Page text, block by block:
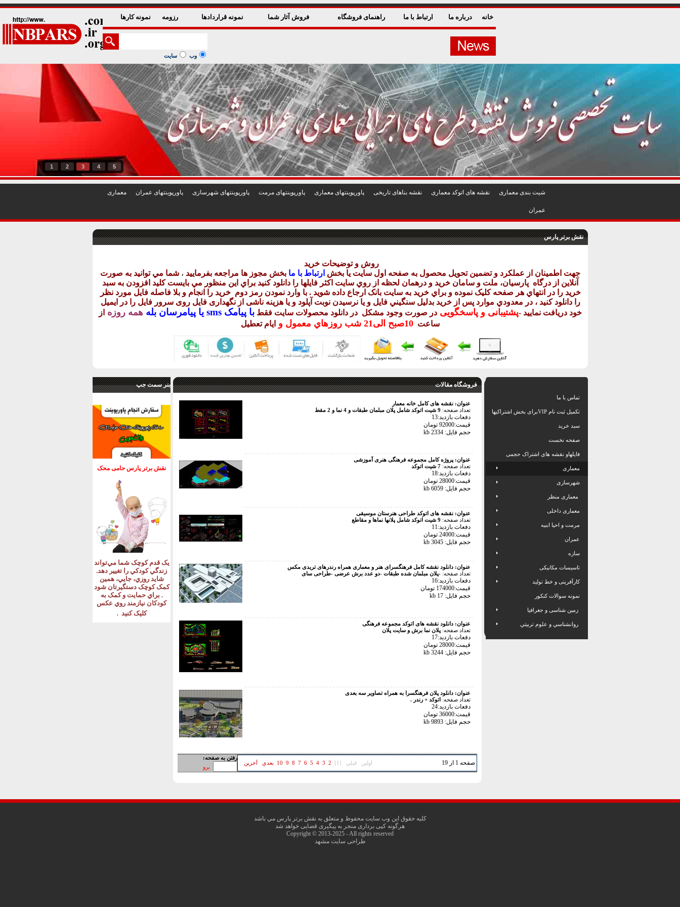
خانه درباره ما ارتباط با ما راهنمای فروشگاه فروش آثار شما نمونه قراردادها رزومه نمونه کارها
وب سایت
1 2 3 4 5
شيت بندی معماری نقشه های اتوکد معماری نقشه بناهای تاريخی پاورپوينتهای معماری پاورپوينتهای مرمت پاورپوينتهای شهرسازی پاورپوينتهای عمران معماری
عمران
نقش برتر پارس
روش و توضيحات خريد
جهت اطمينان از عملکرد و تضمين تحويل محصول به صفحه اول سايت يا بخش ارتباط با ما بخش مجوز ها مراجعه بفرماييد ، شما مي توانيد به صورت
آنلاين از درگاه پارسيان، ملت و سامان خريد و درهمان لحظه از روي سايت اکثر فايلها را دانلود کنيد براي اين منظور مي بايست کليد افزودن به سبد
خريد را در انتهاي هر صفحه کليک نموده و براي خريد به سايت بانک ارجاع داده شويد . با وارد نمودن رمز دوم خريد را انجام و بلا فاصله فايل مورد نظر
را دانلود کنيد ، در معدودي موارد پس از خريد بدليل سنگيني فايل و يا نرسيدن نوبت آپلود و يا هزينه ناشی از نگهداری فايل روی سرور فايل را در ايميل
خود دريافت نماييد -پشتيبانی و پاسخگويی در صورت وجود مشکل در دانلود محصولات سايت فقط با پيامک sms يا پيامرسان بله همه روزه از
ساعت 10صبح الی21 شب روزهاي معمول و ايام تعطيل
بنر سمت جپ
نقش برتر پارس حامی محک
يک قدم کوچک شما مي‌تواند
زندگي کودکي را تغيير دهد.
شايد روزي، جايي، همين
کمک کوچک دستگيرتان شود
. براي حمايت و کمک به
کودکان نيازمند روي عکس
کليک کنيد .
فروشگاه مقالات
عنوان: نقشه های کامل خانه معمار
تعداد صفحه: 9 شیت اتوکد شامل پلان مبلمان طبقات و 4 نما و 2 مقط
دفعات بازدید:13
قیمت:92000 تومان
حجم فایل: 2334 kb
عنوان: پروژه کامل مجموعه فرهنگی هنری آموزشی
تعداد صفحه: 7 شیت اتوکد
دفعات بازدید:18
قیمت:28000 تومان
حجم فایل: 6059 kb
عنوان: نقشه های اتوکد طراحی هنرستان موسیقی
تعداد صفحه: 9 شیت اتوکد شامل پلانها نماها و مقاطع
دفعات بازدید:11
قیمت:24000 تومان
حجم فایل: 3045 kb
عنوان: دانلود نقشه کامل فرهنگسرای هنر و معماری همراه رندرهای تریدی مکس
تعداد صفحه: -پلان مبلمان شده طبقات -دو عدد برش عرضی -طراحی سای
دفعات بازدید:16
قیمت:174000 تومان
حجم فایل: 17 kb
عنوان: دانلود نقشه های اتوکد مجموعه فرهنگی
تعداد صفحه: پلان نما برش و سایت پلان
دفعات بازدید:17
قیمت:28000 تومان
حجم فایل: 3244 kb
عنوان: دانلود پلان فرهنگسرا به همراه تصاویر سه بعدی
تعداد صفحه: اتوکد + رندر .
دفعات بازدید:24
قیمت:36000 تومان
حجم فایل: 9893 kb
صفحه 1 از 19 اولين قبلي [1]
2
3
4
5
6
7
8
9
10 بعدي آخرين
رفتن به صفحه:
برو
تماس با ما
تکمیل ثبت نام VIPبرای بخش اشتراکیها
سبد خرید
صفحه نخست
فایلهاو نقشه های اشتراک حجمی
معماری
شهرسازی
معماری منظر
معماری داخلی
مرمت و احیا ابنیه
عمران
سازه
تاسیسات مکانیکی
کارآفرینی و خط تولید
نمونه سوالات کنکور
زمین شناسی و جغرافیا
روانشناسي و علوم تربيتي
کليه حقوق اين وب سايت محفوظ و متعلق به نقش برتر پارس مي باشد
هرگونه کپی برداری منجر به پیگیری قضایی خواهد شد
Copyright © 2013-2025 - All rights reserved
طراحی سایت مشهد